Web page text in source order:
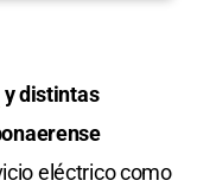
y distintas
eléctrico como